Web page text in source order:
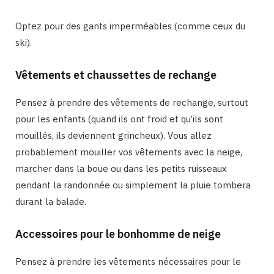
Optez pour des gants imperméables (comme ceux du
ski).
Vêtements et chaussettes de rechange
Pensez à prendre des vêtements de rechange, surtout
pour les enfants (quand ils ont froid et qu’ils sont
mouillés, ils deviennent grincheux). Vous allez
probablement mouiller vos vêtements avec la neige,
marcher dans la boue ou dans les petits ruisseaux
pendant la randonnée ou simplement la pluie tombera
durant la balade.
Accessoires pour le bonhomme de neige
Pensez à prendre les vêtements nécessaires pour le